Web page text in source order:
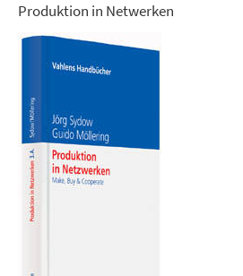
Produktion in Netwerken